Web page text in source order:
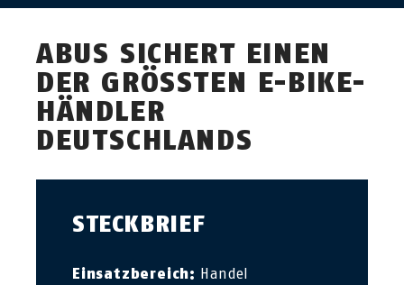
ABUS SICHERT EINEN
DER GRÖSSTEN E-BIKE-H
ÄNDLER D
EUTSCHLANDS
STECKBRIEF
Einsatzbereich: Handel